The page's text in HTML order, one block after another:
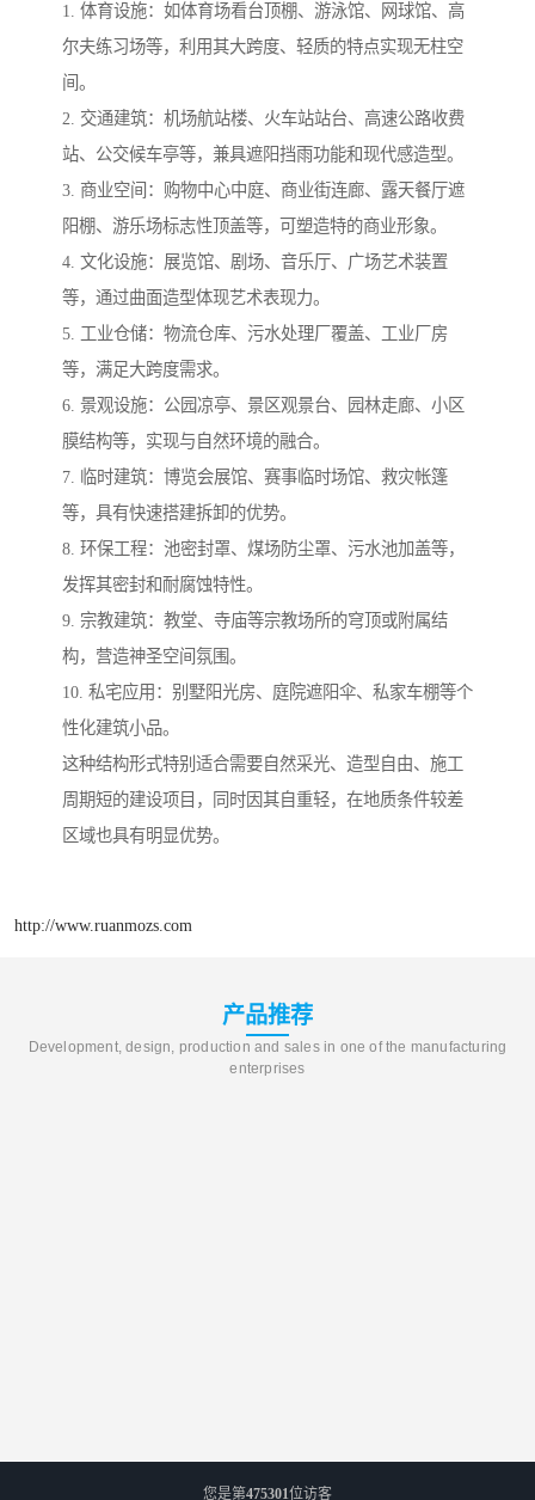
1. 体育设施：如体育场看台顶棚、游泳馆、网球馆、高
尔夫练习场等，利用其大跨度、轻质的特点实现无柱空
间。
2. 交通建筑：机场航站楼、火车站站台、高速公路收费
站、公交候车亭等，兼具遮阳挡雨功能和现代感造型。
3. 商业空间：购物中心中庭、商业街连廊、露天餐厅遮
阳棚、游乐场标志性顶盖等，可塑造特的商业形象。
4. 文化设施：展览馆、剧场、音乐厅、广场艺术装置
等，通过曲面造型体现艺术表现力。
5. 工业仓储：物流仓库、污水处理厂覆盖、工业厂房
等，满足大跨度需求。
6. 景观设施：公园凉亭、景区观景台、园林走廊、小区
膜结构等，实现与自然环境的融合。
7. 临时建筑：博览会展馆、赛事临时场馆、救灾帐篷
等，具有快速搭建拆卸的优势。
8. 环保工程：池密封罩、煤场防尘罩、污水池加盖等，
发挥其密封和耐腐蚀特性。
9. 宗教建筑：教堂、寺庙等宗教场所的穹顶或附属结
构，营造神圣空间氛围。
10. 私宅应用：别墅阳光房、庭院遮阳伞、私家车棚等个
性化建筑小品。
这种结构形式特别适合需要自然采光、造型自由、施工
周期短的建设项目，同时因其自重轻，在地质条件较差
区域也具有明显优势。
http://www.ruanmozs.com
产品推荐
Development, design, production and sales in one of the manufacturing
enterprises
您是第475301位访客